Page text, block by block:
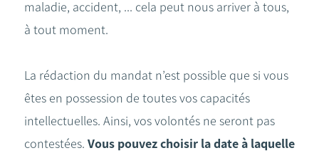
maladie, accident, ... cela peut nous arriver à tous,
à tout moment.
La rédaction du mandat n’est possible que si vous
êtes en possession de toutes vos capacités
intellectuelles. Ainsi, vos volontés ne seront pas
contestées. Vous pouvez choisir la date à laquelle